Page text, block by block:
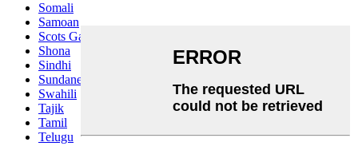
Somali
Samoan
Scots Gaelic
Shona
Sindhi
Sundanese
Swahili
Tajik
Tamil
Telugu